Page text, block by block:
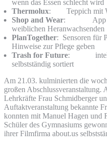
wenn das Essen schlecht wird
Thermolux: Teppich mit
Shop and Wear: App zur
weiblichen Heranwachsenden
PlanTogether: Sensoren für
Hinweise zur Pflege geben
Trash for Future:
selbstständig sortiert
Am 21.03. kulminierten die
großen Abschlussveranstaltung.
Lehrkräfte Frau Schmidberger
Auftaktveranstaltung bekannte
konnten mit Manuel Hagen und
Schüler des Gymnasiums
ihrer Filmfirma about.us